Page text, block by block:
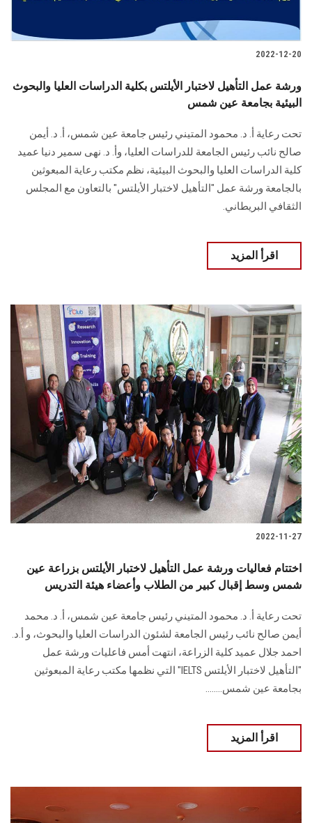
2022-12-20
ورشة عمل التأهيل لاختبار الأيلتس بكلية الدراسات العليا والبحوث
البيئية بجامعة عين شمس
تحت رعاية أ. د. محمود المتيني رئيس جامعة عين شمس، أ. د. أيمن
صالح نائب رئيس الجامعة للدراسات العليا، وأ. د. نهى سمير دنيا عميد
كلية الدراسات العليا والبحوث البيئية، نظم مكتب رعاية المبعوثين
بالجامعة ورشة عمل "التأهيل لاختبار الأيلتس" بالتعاون مع المجلس
الثقافي البريطاني.
اقرأ المزيد
2022-11-27
اختتام فعاليات ورشة عمل التأهيل لاختبار الأيلتس بزراعة عين
شمس وسط إقبال كبير من الطلاب وأعضاء هيئة التدريس
تحت رعاية أ. د. محمود المتيني رئيس جامعة عين شمس، أ. د. محمد
أيمن صالح نائب رئيس الجامعة لشئون الدراسات العليا والبحوث، و أ.د.
احمد جلال عميد كلية الزراعة، انتهت أمس فاعليات ورشة عمل
"التأهيل لاختبار الأيلتس IELTS" التي نظمها مكتب رعاية المبعوثين
بجامعة عين شمس........
اقرأ المزيد